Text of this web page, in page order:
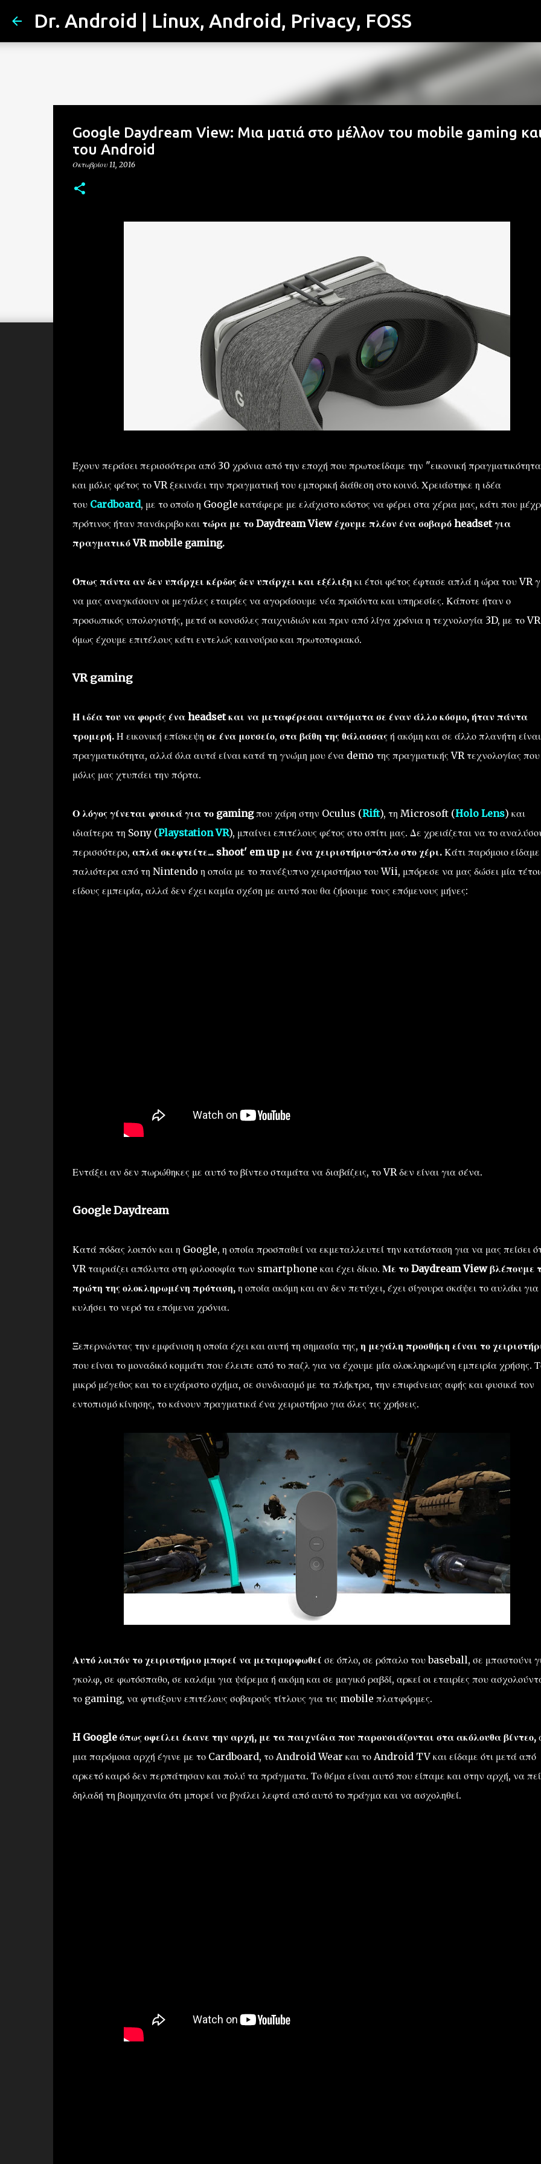
Μετάβαση στο κύριο περιεχόμενο
Dr. Android | Linux, Android, Privacy, FOSS
Google Daydream View: Μια ματιά στο μέλλον του mobile gaming
του Android
Οκτωβρίου 11, 2016
Έχουν περάσει περισσότερα από 30 χρόνια από την εποχή που πρωτοείδαμε την "εικονική
και μόλις φέτος το VR ξεκινάει την πραγματική του εμπορική διάθεση στο κοινό. Χρειάστηκε η ιδέα
του Cardboard, με το οποίο η Google κατάφερε με ελάχιστο κόστος να φέρει στα χέρια μας, κάτι που
πρότινος ήταν πανάκριβο και τώρα με το Daydream View έχουμε πλέον ένα σοβαρό headset για
πραγματικόVR mobile gaming.
Όπως πάντα αν δεν υπάρχει κέρδος δεν υπάρχει και εξέλιξη κι έτσι φέτος έφτασε απλά η ώρα του VR
να μας αναγκάσουν οι μεγάλες εταιρίες να αγοράσουμε νέα προϊόντα και υπηρεσίες. Κάποτε ήταν ο
προσωπικός υπολογιστής, μετά οι κονσόλες παιχνιδιών και πριν από λίγα χρόνια η τεχνολογία 3D, με το VR
όμως έχουμε επιτέλους κάτι εντελώς καινούριο και πρωτοποριακό.
VR gaming
Η ιδέα του να φοράς ένα headset και να μεταφέρεσαι αυτόματα σε έναν άλλο κόσμο, ήταν πάντα
τρομερή.Η εικονική επίσκεψη σε ένα μουσείο, στα βάθη της θάλασσαςή ακόμη και σε άλλο πλανήτη
πραγματικότητα, αλλά όλα αυτά είναι κατά τη γνώμη μου ένα demo της πραγματικής VR τεχνολογίας που
μόλις μας χτυπάει την πόρτα.
Ο λόγος γίνεται φυσικά για το gamingπου χάρη στην Oculus (Rift), τη Microsoft (Holo Lens) και
ιδιαίτερα τη Sony (Playstation VR), μπαίνει επιτέλους φέτος στο σπίτι μας. Δε χρειάζεται να το
περισσότερο, απλά σκεφτείτε... shoot' em up με ένα χειριστήριο-όπλο στο χέρι.Κάτι παρόμοιο είδαμε
παλιότερα από τη Nintendo η οποία με το πανέξυπνο χειριστήριο του Wii, μπόρεσε να μας δώσει μία
είδους εμπειρία, αλλά δεν έχει καμία σχέση με αυτό που θα ζήσουμε τους επόμενους μήνες:
Εντάξει αν δεν πωρώθηκες με αυτό το βίντεο σταμάτα να διαβάζεις, το VR δεν είναι για σένα.
Google Daydream
Κατά πόδας λοιπόν και η Google, η οποία προσπαθεί να εκμεταλλευτεί την κατάσταση για να μας πείσει
VR ταιριάζει απόλυτα στη φιλοσοφία των smartphone και έχει δίκιο. Με το Daydream View βλέπουμε
πρώτη της ολοκληρωμένη πρόταση,η οποία ακόμη και αν δεν πετύχει, έχει σίγουρα σκάψει το αυλάκι
κυλήσει το νερό τα επόμενα χρόνια.
Ξεπερνώντας την εμφάνιση η οποία έχει και αυτή τη σημασία της, η μεγάλη προσθήκη είναι το
που είναι το μοναδικό κομμάτι που έλειπε από το παζλ για να έχουμε μία ολοκληρωμένη εμπειρία χρήσης.
μικρό μέγεθος και το ευχάριστο σχήμα, σε συνδυασμό με τα πλήκτρα, την επιφάνειας αφής και φυσικά τον
εντοπισμό κίνησης, το κάνουν πραγματικά ένα χειριστήριο για όλες τις χρήσεις.
Αυτό λοιπόν το χειριστήριο μπορεί να μεταμορφωθεί σε όπλο, σε ρόπαλο του baseball, σε μπαστούνι
γκολφ, σε φωτόσπαθο, σε καλάμι για ψάρεμα ή ακόμη και σε μαγικό ραβδί, αρκεί οι εταιρίες που
το gaming, να φτιάξουν επιτέλους σοβαρούς τίτλους για τις mobile πλατφόρμες.
H Google όπως οφείλει έκανε την αρχή, με τα παιχνίδια που παρουσιάζονται στα ακόλουθα βίντεο,
μια παρόμοια αρχή έγινε με το Cardboard, το Android Wear και το Android TV και είδαμε ότι μετά από
αρκετό καιρό δεν περπάτησαν και πολύ τα πράγματα. Το θέμα είναι αυτό που είπαμε και στην αρχή, να
δηλαδή τη βιομηχανία ότι μπορεί να βγάλει λεφτά από αυτό το πράγμα και να ασχοληθεί.